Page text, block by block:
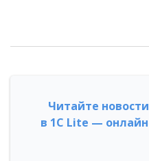
Читайте
в 1С Lite —